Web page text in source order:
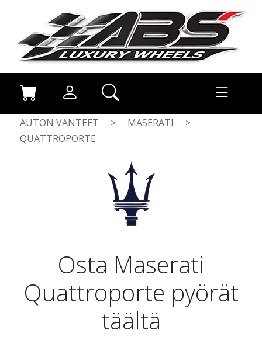
AUTON VANTEET > MASERATI
>
QUATTROPORTE
Osta Maserati
Quattroporte pyörät
täältä